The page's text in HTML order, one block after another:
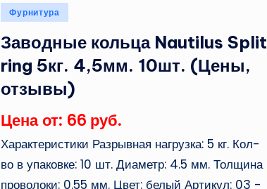
Опубликовано
Фурнитура
Заводные кольца Nautilus Split
ring 5кг. 4,5мм. 10шт. (Цены,
отзывы)
Цена от: 66 руб.
Характеристики Разрывная нагрузка: 5 кг. Кол-
во в упаковке: 10 шт. Диаметр: 4.5 мм. Толщина
проволоки: 0.55 мм. Цвет: белый Артикул: 03 -